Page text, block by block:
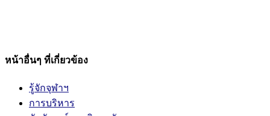
หน้าอื่นๆ ที่เกี่ยวข้อง
รู้จักจุฬาฯ
การบริหาร